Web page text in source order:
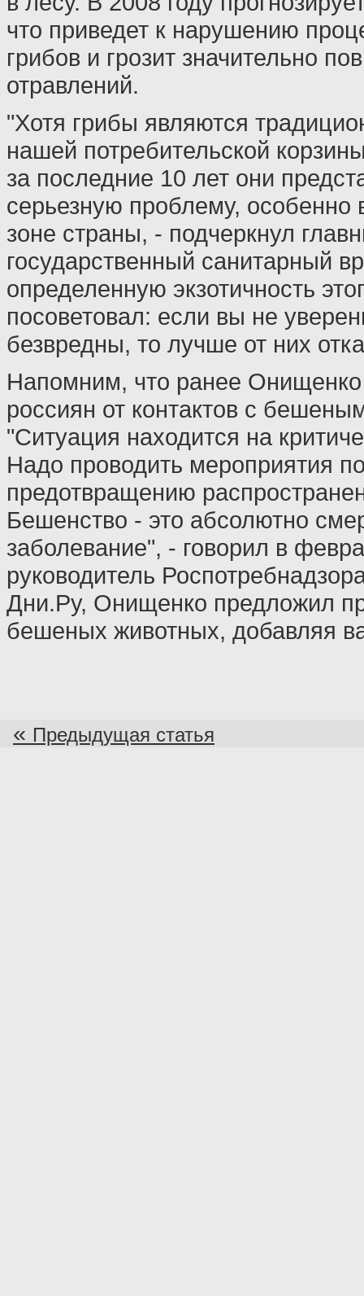
что приведет к нарушению
грибов и грозит значительно
отравлений.
"Хотя грибы являются
нашей потребительской
за последние 10 лет они
серьезную проблему, особенно
зоне страны, - подчеркнул
государственный санитарный
определенную экзотичность
посоветовал: если вы не
безвредны, то лучше от них
Напомним, что ранее Онищенко
россиян от контактов с
"Ситуация находится на
Надо проводить мероприятия
предотвращению
Бешенство - это абсолютно
заболевание", - говорил в
руководитель
Дни.Ру, Онищенко предложил
бешеных животных, добавляя
« Предыдущая статья